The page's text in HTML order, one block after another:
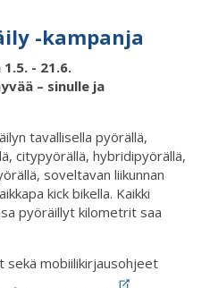
-kampanja
- 21.6.
– sinulle ja
tavallisella pyörällä,
citypyörällä, hybridipyörällä,
soveltavan liikunnan
kick bikella. Kaikki
pyöräillyt kilometrit saa
sekä mobiilikirjausohjeet